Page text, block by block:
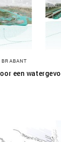
een